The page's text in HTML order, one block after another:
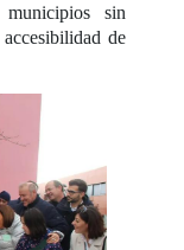
sin
de